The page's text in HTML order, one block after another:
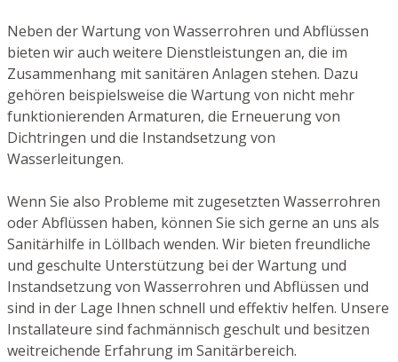
Neben der Wartung von Wasserrohren und Abflüssen
bieten wir auch weitere Dienstleistungen an, die im
Zusammenhang mit sanitären Anlagen stehen. Dazu
gehören beispielsweise die Wartung von nicht mehr
funktionierenden Armaturen, die Erneuerung von
Dichtringen und die Instandsetzung von
Wasserleitungen.
Wenn Sie also Probleme mit zugesetzten Wasserrohren
oder Abflüssen haben, können Sie sich gerne an uns als
Sanitärhilfe in Löllbach wenden. Wir bieten freundliche
und geschulte Unterstützung bei der Wartung und
Instandsetzung von Wasserrohren und Abflüssen und
sind in der Lage Ihnen schnell und effektiv helfen. Unsere
Installateure sind fachmännisch geschult und besitzen
weitreichende Erfahrung im Sanitärbereich.